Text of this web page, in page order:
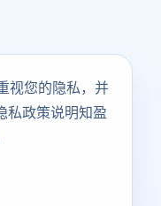
视您的隐私，并
私政策说明知盈